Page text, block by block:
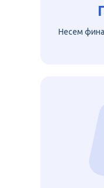
Несем